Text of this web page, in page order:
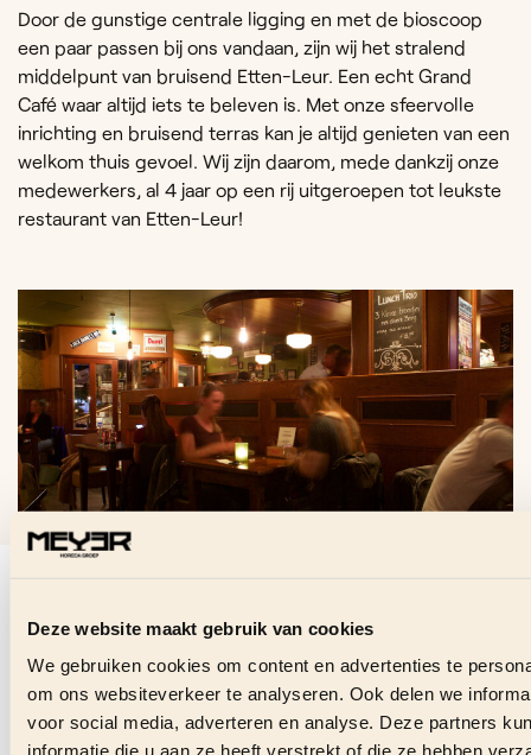
Deze website maakt gebruik van cookies
We gebruiken cookies om content en advertenties te
om ons websiteverkeer te analyseren. Ook delen we
voor social media, adverteren en analyse. Deze partners
informatie die u aan ze heeft verstrekt of die ze hebben
Door de gunstige centrale ligging en met de bioscoop
een paar passen bij ons vandaan, zijn wij het stralend
middelpunt van bruisend Etten-Leur. Een echt Grand
Café waar altijd iets te beleven is. Met onze sfeervolle
inrichting en bruisend terras kan je altijd genieten van een
welkom thuis gevoel. Wij zijn daarom, mede dankzij onze
medewerkers, al 4 jaar op een rij uitgeroepen tot leukste
restaurant van Etten-Leur!
VRAGEN OVER DEZE
Stuur ons direct een bericht en we helpen je graag.
CONTACT OPNEMEN